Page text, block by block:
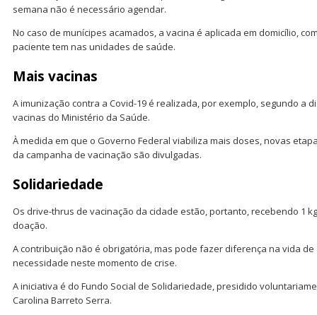
semana não é necessário agendar.
No caso de munícipes acamados, a vacina é aplicada em domicílio,
paciente tem nas unidades de saúde.
Mais vacinas
A imunização contra a Covid-19 é realizada, por exemplo, segundo a
vacinas do Ministério da Saúde.
À medida em que o Governo Federal viabiliza mais doses, novas
da campanha de vacinação são divulgadas.
Solidariedade
Os drive-thrus de vacinação da cidade estão, portanto, recebendo 1
doação.
A contribuição não é obrigatória, mas pode fazer diferença na vida
necessidade neste momento de crise.
A iniciativa é do Fundo Social de Solidariedade, presidido
Carolina Barreto Serra.